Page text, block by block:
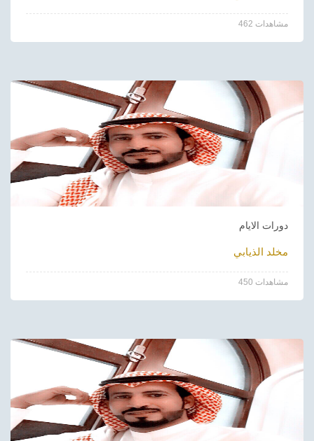
462 مشاهدات
دورات الايام
مخلد الذيابي
450 مشاهدات